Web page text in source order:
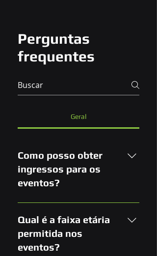
Perguntas
frequentes
Geral
Como posso obter
ingressos para os
eventos?
Todos os nossos ingressos
você pode obter através do
site da Ingresse clicando aqui.
Caso opte por não escolher o
ingresso antecipado, nós
Qual é a faixa etária
permitida nos
eventos?